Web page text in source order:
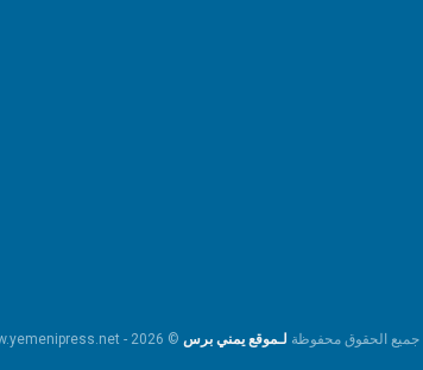
جميع الحقوق محفوظة لـموقع يمني برس © https://www.yemenipress.net - 2026